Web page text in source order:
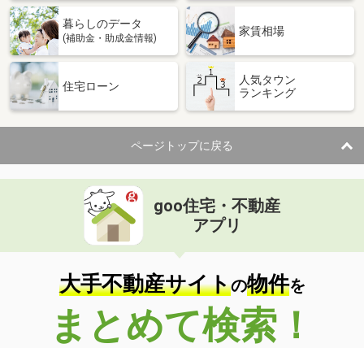
暮らしのデータ
(補助金・助成金情報)
家賃相場
住宅ローン
人気タウン
ランキング
ページトップに戻る
goo住宅・不動産
アプリ
大手不動産サイトの物件を
まとめて検索！